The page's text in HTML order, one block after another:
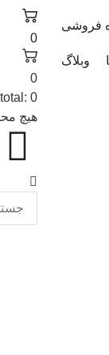
فروشی
وبلاگ
0
0
0
هیچ